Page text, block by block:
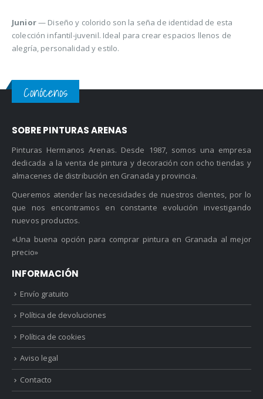
Junior— Diseño y colorido son la seña de identidad de esta
colección infantil-juvenil. Ideal para crear espacios llenos de
alegría, personalidad y estilo.
Conócenos
SOBRE PINTURAS ARENAS
Pinturas Hermanos Arenas. Desde 1987, somos una empresa
dedicada a la venta de pintura y decoración con ocho tiendas y
almacenes de distribución en Granada y provincia.
Queremos atender las necesidades de nuestros clientes, por lo
que nos encontramos en constante evolución investigando
nuevos productos.
«Una buena opción para comprar pintura en Granada al mejor
precio»
INFORMACIÓN
Envío gratuito
Política de devoluciones
Política de cookies
Aviso legal
Contacto